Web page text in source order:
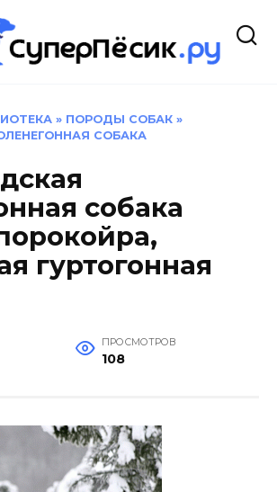
» ПОРОДЫ СОБАК »
СОБАКА
собака
гуртогонная
ПРОСМОТРОВ
108